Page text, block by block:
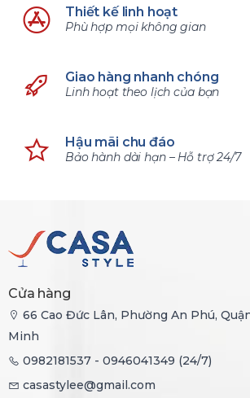
Thiết kế linh hoạt
Phù hợp mọi không gian
Giao hàng nhanh chóng
Linh hoạt theo lịch của bạn
Hậu mãi chu đáo
Bảo hành dài hạn – Hỗ trợ 24/7
Cửa hàng
66 Cao Đức Lân, Phường An Phú,
Minh
0982181537 - 0946041349 (24/7)
casastylee@gmail.com